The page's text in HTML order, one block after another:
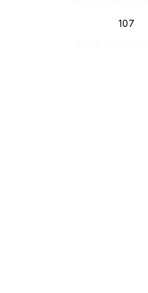
107